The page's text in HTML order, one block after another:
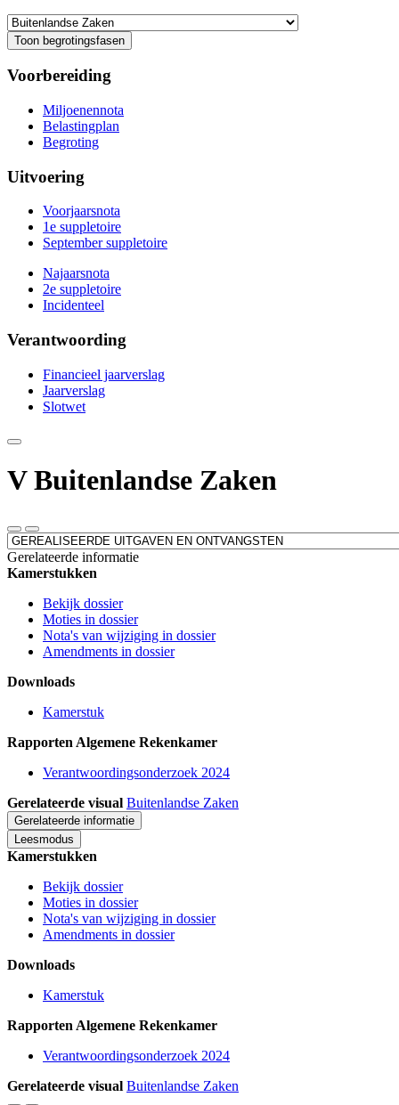
Direct
naar
Toon begrotingsfasen
Voorbereiding
Miljoenennota
Belastingplan
Begroting
Uitvoering
Voorjaarsnota
1e suppletoire
September suppletoire
Najaarsnota
2e suppletoire
Incidenteel
Verantwoording
Financieel jaarverslag
Jaarverslag
Slotwet
Deze
e-
mailen
V Buitenlandse Zaken
Leesmodus
Toon
gerelateerde
informatie
Direct
naar
Gerelateerde informatie
Kamerstukken
Bekijk dossier
Moties in dossier
Nota's van wijziging in dossier
Amendments in dossier
Downloads
Kamerstuk
Rapporten Algemene Rekenkamer
Verantwoordingsonderzoek 2024
Gerelateerde visual Buitenlandse Zaken
Gerelateerde informatie
Leesmodus
Kamerstukken
Bekijk dossier
Moties in dossier
Nota's van wijziging in dossier
Amendments in dossier
Downloads
Kamerstuk
Rapporten Algemene Rekenkamer
Verantwoordingsonderzoek 2024
Gerelateerde visual Buitenlandse Zaken